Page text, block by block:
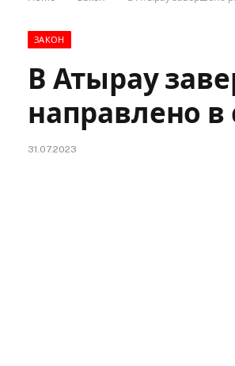
ЗАКОН
В Атырау
направлено
31.07.2023